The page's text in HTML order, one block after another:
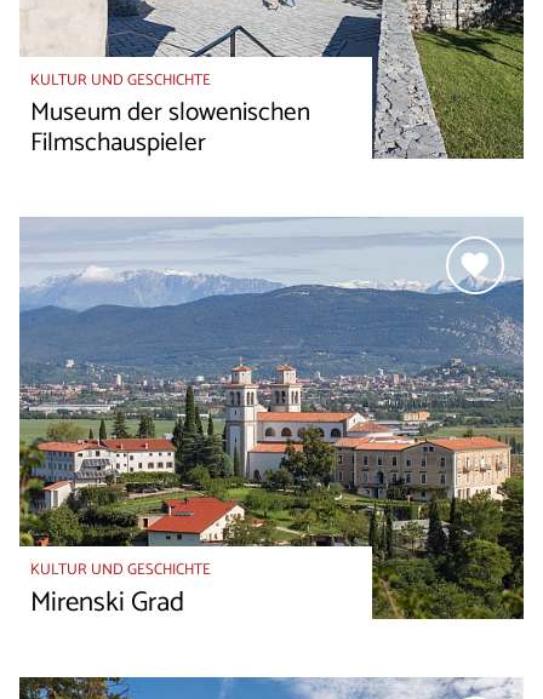
KULTUR UND GESCHICHTE
Museum der slowenischen
Filmschauspieler
KULTUR UND GESCHICHTE
Mirenski Grad